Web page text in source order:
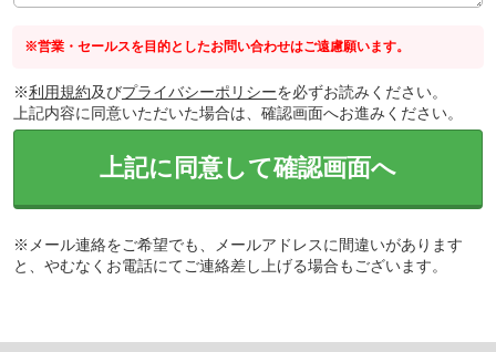
※営業・セールスを目的としたお問い合わせはご遠慮願います。
※利用規約及びプライバシーポリシーを必ずお読みください。
上記内容に同意いただいた場合は、確認画面へお進みください。
上記に同意して確認画面へ
※メール連絡をご希望でも、メールアドレスに間違いがあります
と、やむなくお電話にてご連絡差し上げる場合もございます。